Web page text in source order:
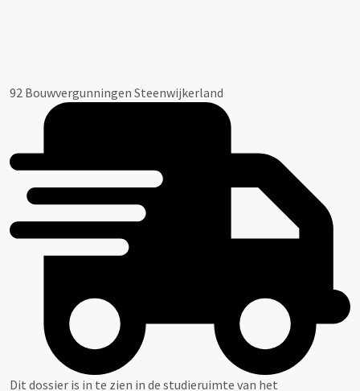
92 Bouwvergunningen Steenwijkerland
Dit dossier is in te zien in de studieruimte van het